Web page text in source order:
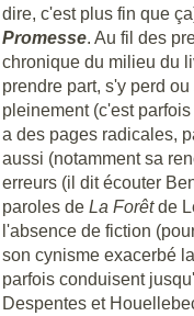
dire, c'est plus fin que
Promesse. Au fil des
chronique du milieu du
prendre part, s'y perd
pleinement (c'est
a des pages radicales,
aussi (notamment sa
erreurs (il dit écouter
paroles de La Forêtde
l'absence de fiction
son cynisme exacerbé
parfois conduisent
Despentes et